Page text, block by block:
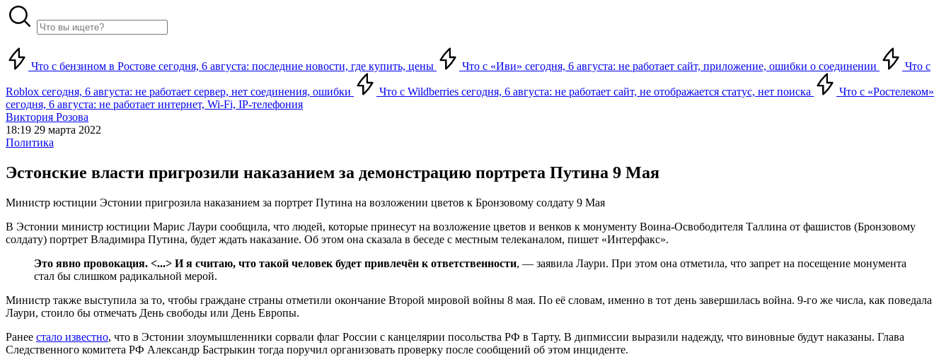
Что с бензином в Ростове сегодня, 6 августа: последние новости, где купить, цены Что с «Иви» сегодня, 6 августа: не работает сайт, приложение, ошибки о соединении Что с
Roblox сегодня, 6 августа: не работает сервер, нет соединения, ошибки Что с Wildberries сегодня, 6 августа: не работает сайт, не отображается статус, нет поиска
Что с «Ростелеком»
сегодня, 6 августа: не работает интернет, Wi-Fi, IP-телефония
Виктория Розова
18:19 29 марта 2022
Политика
Эстонские власти пригрозили наказанием за демонстрацию портрета Путина 9 Мая
Министр юстиции Эстонии пригрозила наказанием за портрет Путина на возложении цветов к Бронзовому солдату 9 Мая
В Эстонии министр юстиции Марис Лаури сообщила, что людей, которые принесут на возложение цветов и венков к монументу Воина-Освободителя Таллина от фашистов (Бронзовому
солдату) портрет Владимира Путина, будет ждать наказание. Об этом она сказала в беседе с местным телеканалом, пишет «Интерфакс».
Это явно провокация. <...> И я считаю, что такой человек будет привлечён к ответственности, — заявила Лаури. При этом она отметила, что запрет на посещение монумента
стал бы слишком радикальной мерой.
Министр также выступила за то, чтобы граждане страны отметили окончание Второй мировой войны 8 мая. По её словам, именно в тот день завершилась война. 9-го же числа, как поведала
Лаури, стоило бы отмечать День свободы или День Европы.
Ранее стало известно, что в Эстонии злоумышленники сорвали флаг России с канцелярии посольства РФ в Тарту. В дипмиссии выразили надежду, что виновные будут наказаны. Глава
Следственного комитета РФ Александр Бастрыкин тогда поручил организовать проверку после сообщений об этом инциденте.